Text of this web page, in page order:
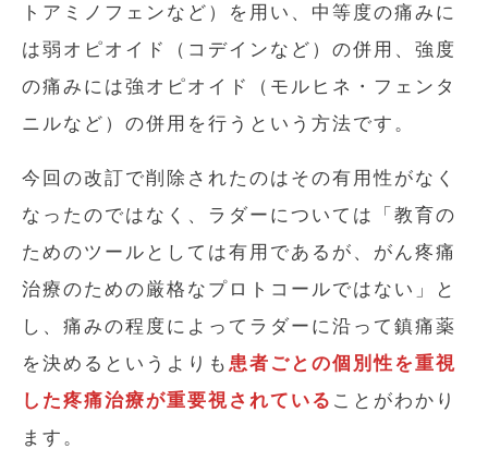
トアミノフェンなど）を用い、中等度の痛みに
は弱オピオイド（コデインなど）の併用、強度
の痛みには強オピオイド（モルヒネ・フェンタ
ニルなど）の併用を行うという方法です。
今回の改訂で削除されたのはその有用性がなく
なったのではなく、ラダーについては「教育の
ためのツールとしては有用であるが、がん疼痛
治療のための厳格なプロトコールではない」と
し、痛みの程度によってラダーに沿って鎮痛薬
を決めるというよりも 患者ごとの個別性を重視
した疼痛治療が重要視されている ことがわかり
ます。